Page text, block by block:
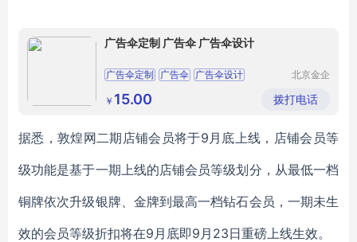
广告伞定制 广告伞 广告伞设计
广告伞定制 广告伞 广告伞设计
北京金企
有限公司
￥ 15.00 拨打电话
据悉，敦煌网二期店铺会员将于9月底上线，店铺会员等
级功能是基于一期上线的店铺会员等级划分，从最低一档
铜牌依次升级银牌、金牌到最高一档钻石会员，一期未生
效的会员等级折扣将在9月底即9月23日重磅上线生效。